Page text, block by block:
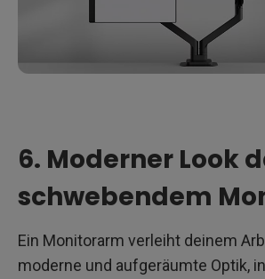
6. Moderner Look
schwebendem
Ein Monitorarm verleiht deinem
moderne und aufgeräumte Optik,